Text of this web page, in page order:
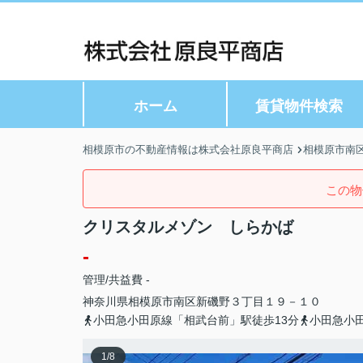
ホーム 賃貸物件検索
相模原市の不動産情報は株式会社原良平商店 相模原市南
この
クリスタルメゾン しらかば
-
管理/共益費 -
神奈川県相模原市南区新磯野３丁目１９－１０
小田急小田原線「相武台前」駅徒歩13分
小田急小
1/8